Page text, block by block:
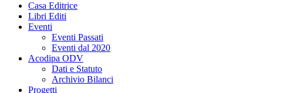
Casa Editrice
Libri Editi
Eventi
Eventi Passati
Eventi dal 2020
Acodipa ODV
Dati e Statuto
Archivio Bilanci
Progetti